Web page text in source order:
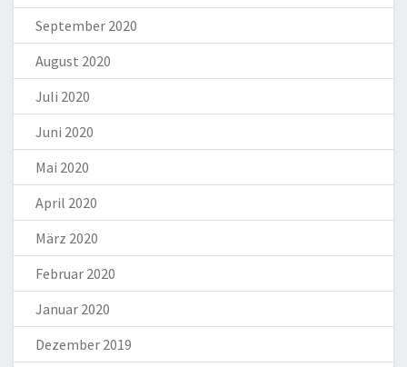
September 2020
August 2020
Juli 2020
Juni 2020
Mai 2020
April 2020
März 2020
Februar 2020
Januar 2020
Dezember 2019